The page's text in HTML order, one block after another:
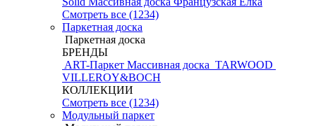
Смотреть все (1234)
Паркетная доска
Паркетная доска
БРЕНДЫ
ART-Паркет Массивная доска TARWOOD
VILLEROY&BOCH
КОЛЛЕКЦИИ
Смотреть все (1234)
Модульный паркет